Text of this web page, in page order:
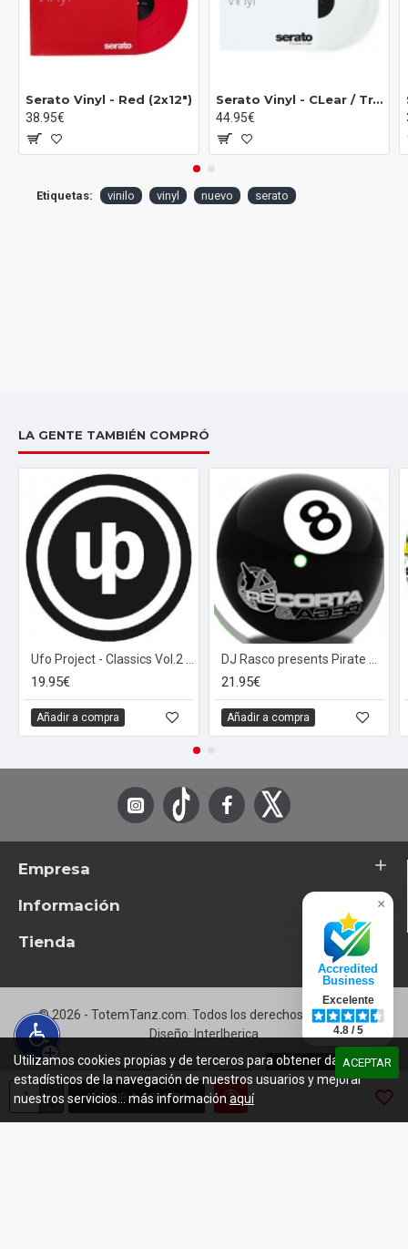
AÑADIR A COMPRA
Serato Vinyl - Red (2x12")
38.95€
Serato Vinyl - CLear / Transparente (2x12")
44.95€
Etiquetas: vinilo vinyl nuevo serato
LA GENTE TAMBIÉN COMPRÓ
19.95€
Añadir a compra
21.95€
Añadir a compra
Empresa
Información
Tienda
© 2026 - TotemTanz.com. Todos los derechos reservados
Diseño: InterIberica
ACEPTAR
Utilizamos cookies propias y de terceros para obtener datos
estadísticos de la navegación de nuestros usuarios y mejorar
nuestros servicios... más informaciónaquí
×
Accredited
Business
Excelente
4.8 / 5